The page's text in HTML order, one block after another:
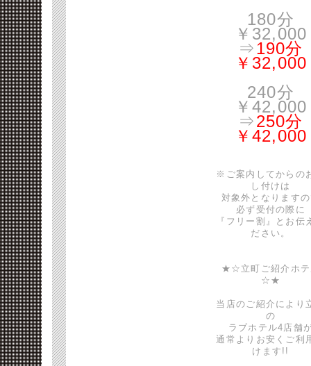
180分
￥32,000
⇒190分
￥32,000
240分
￥42,000
⇒250分
￥42,000
※ご案内してからの
し付けは
対象外となります
必ず受付の際に
『フリー割』とお伝
ださい。
★☆立町ご紹介ホ
☆★
当店のご紹介により
の
ラブホテル4店舗
通常よりお安くご利
けます!!